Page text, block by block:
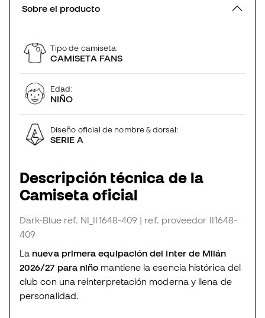
Sobre el producto
Tipo de camiseta:
CAMISETA FANS
Edad:
NIÑO
Diseño oficial de nombre & dorsal:
SERIE A
Descripción técnica de la
Camiseta oficial
Dark-Blue ref. NI_II1648-409 | ref. proveedor II1648-
409
La nueva primera equipación del Inter de Milán
2026/27 para niño mantiene la esencia histórica del
club con una reinterpretación moderna y llena de
personalidad.